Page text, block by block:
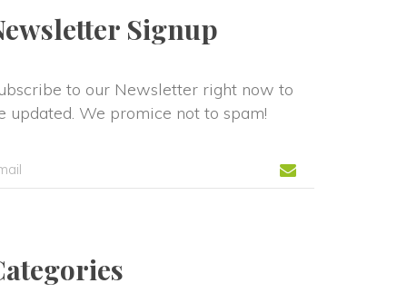
Signup
to our Newsletter right now to
updated. We promice not to spam!